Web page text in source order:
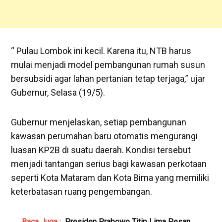
“ Pulau Lombok ini kecil. Karena itu, NTB harus
mulai menjadi model pembangunan rumah susun
bersubsidi agar lahan pertanian tetap terjaga,” ujar
Gubernur, Selasa (19/5).
Gubernur menjelaskan, setiap pembangunan
kawasan perumahan baru otomatis mengurangi
luasan KP2B di suatu daerah. Kondisi tersebut
menjadi tantangan serius bagi kawasan perkotaan
seperti Kota Mataram dan Kota Bima yang memiliki
keterbatasan ruang pengembangan.